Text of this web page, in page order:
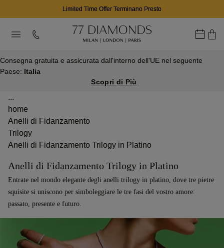
Limited Time Offer Terminano Presto
Consegna gratuita e assicurata dall'interno dell'UE nel seguente
Paese: Italia
Scopri di Più
...
home
Anelli di Fidanzamento
Trilogy
Anelli di Fidanzamento Trilogy in Platino
Anelli di Fidanzamento Trilogy in Platino
Entrate nel mondo elegante degli anelli trilogy in platino, dove tre pietre
squisite si uniscono per simboleggiare le tre fasi del vostro amore:
passato, presente e futuro.